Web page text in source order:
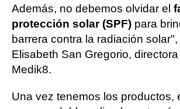
Además, no debemos olvidar el
protección solar (SPF) para
barrera contra la radiación
Elisabeth San Gregorio,
Medik8.
Una vez tenemos los productos,